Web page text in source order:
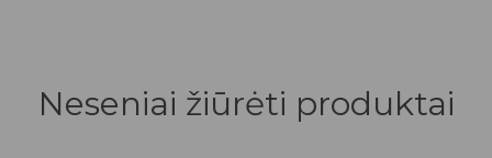
Neseniai žiūrėti produktai